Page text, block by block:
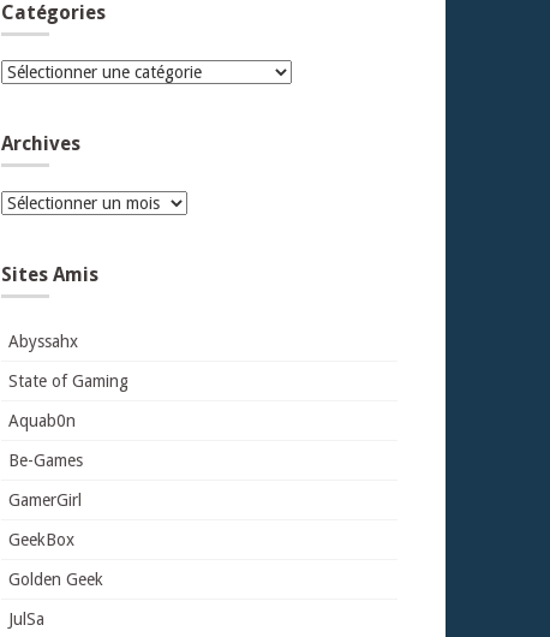
Catégories
Catégories
Archives
Archives
Sites Amis
Abyssahx
State of Gaming
Aquab0n
Be-Games
GamerGirl
GeekBox
Golden Geek
JulSa